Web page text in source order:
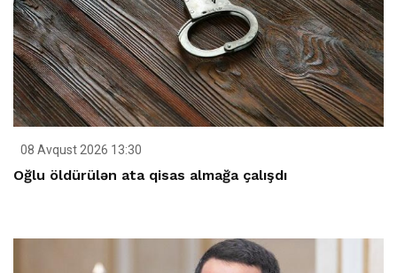
08 Avqust 2026 13:30
Oğlu öldürülən ata qisas almağa çalışdı